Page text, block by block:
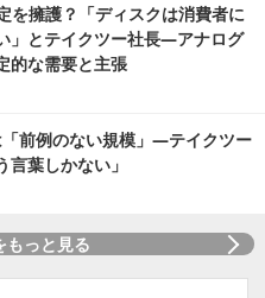
を擁護？「ディスクは消費者に
」とテイクツー社長―アナログ
的な需要と主張
「前例のない規模」―テイクツー
言葉しかない」
もっと見る